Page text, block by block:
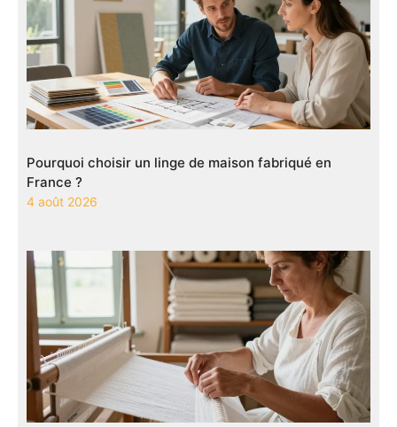
Pourquoi choisir un linge de maison fabriqué en
France ?
4 août 2026